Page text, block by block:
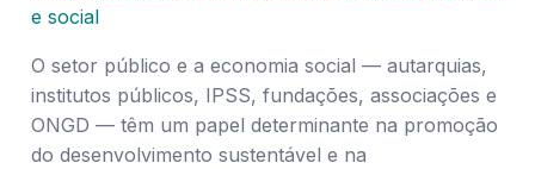
e social
O setor público e a economia social — autarquias,
institutos públicos, IPSS, fundações, associações e
ONGD — têm um papel determinante na promoção
do desenvolvimento sustentável e na